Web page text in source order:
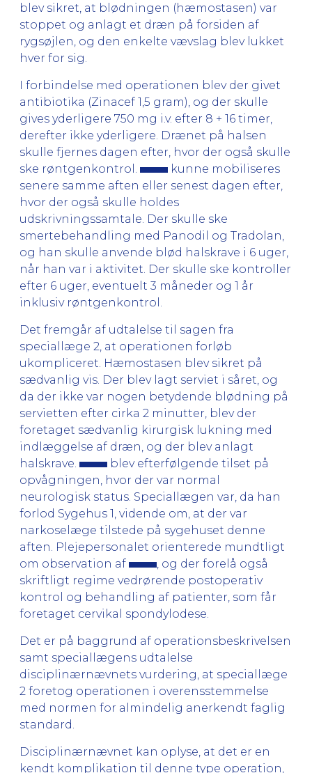
blev sikret, at blødningen (hæmostasen) var
stoppet og anlagt et dræn på forsiden af
rygsøjlen, og den enkelte vævslag blev lukket
hver for sig.
I forbindelse med operationen blev der givet
antibiotika (Zinacef 1,5 gram), og der skulle
gives yderligere 750 mg i.v. efter 8 + 16 timer,
derefter ikke yderligere. Drænet på halsen
skulle fjernes dagen efter, hvor der også skulle
ske røntgenkontrol.
kunne mobiliseres
senere samme aften eller senest dagen efter,
hvor der også skulle holdes
udskrivningssamtale. Der skulle ske
smertebehandling med Panodil og Tradolan,
og han skulle anvende blød halskrave i 6 uger,
når han var i aktivitet. Der skulle ske kontroller
efter 6 uger, eventuelt 3 måneder og 1 år
inklusiv røntgenkontrol.
Det fremgår af udtalelse til sagen fra
speciallæge 2, at operationen forløb
ukompliceret. Hæmostasen blev sikret på
sædvanlig vis. Der blev lagt serviet i såret, og
da der ikke var nogen betydende blødning på
servietten efter cirka 2 minutter, blev der
foretaget sædvanlig kirurgisk lukning med
indlæggelse af dræn, og der blev anlagt
halskrave.
blev efterfølgende tilset på
opvågningen, hvor der var normal
neurologisk status. Speciallægen var, da han
forlod Sygehus 1, vidende om, at der var
narkoselæge tilstede på sygehuset denne
aften. Plejepersonalet orienterede mundtligt
om observation af
, og der forelå også
skriftligt regime vedrørende postoperativ
kontrol og behandling af patienter, som får
foretaget cervikal spondylodese.
Det er på baggrund af operationsbeskrivelsen
samt speciallægens udtalelse
disciplinærnævnets vurdering, at speciallæge
2 foretog operationen i overensstemmelse
med normen for almindelig anerkendt faglig
standard.
Disciplinærnævnet kan oplyse, at det er en
kendt komplikation til denne type operation,